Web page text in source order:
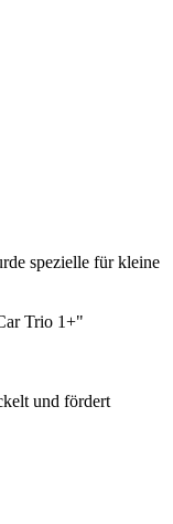
spezielle für kleine
Trio 1+"
und fördert